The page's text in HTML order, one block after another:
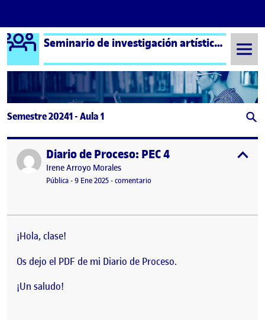
Saltar al contenido
Logo Ágora Seminario de investigación artística – Aula 1
Semestre 20241 - Aula 1
Publicado porDiario de Proceso: PEC 4
Publicado por
Irene Arroyo Morales
Visibilidad:
Pública-Fecha de publicación
9 Ene 202523 febrero, 2026 1:38 pm
-comentario
¡Hola, clase!
Os dejo el PDF de mi Diario de Proceso.
¡Un saludo!